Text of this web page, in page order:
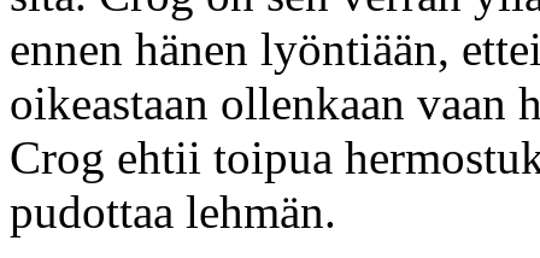
ennen hänen lyöntiään,
oikeastaan ollenkaan vaan
Crog ehtii toipua
pudottaa lehmän.